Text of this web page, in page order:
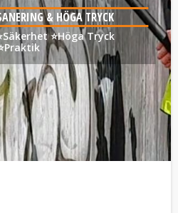
& HÖGA TRYCK
⭐️Höga Tryck